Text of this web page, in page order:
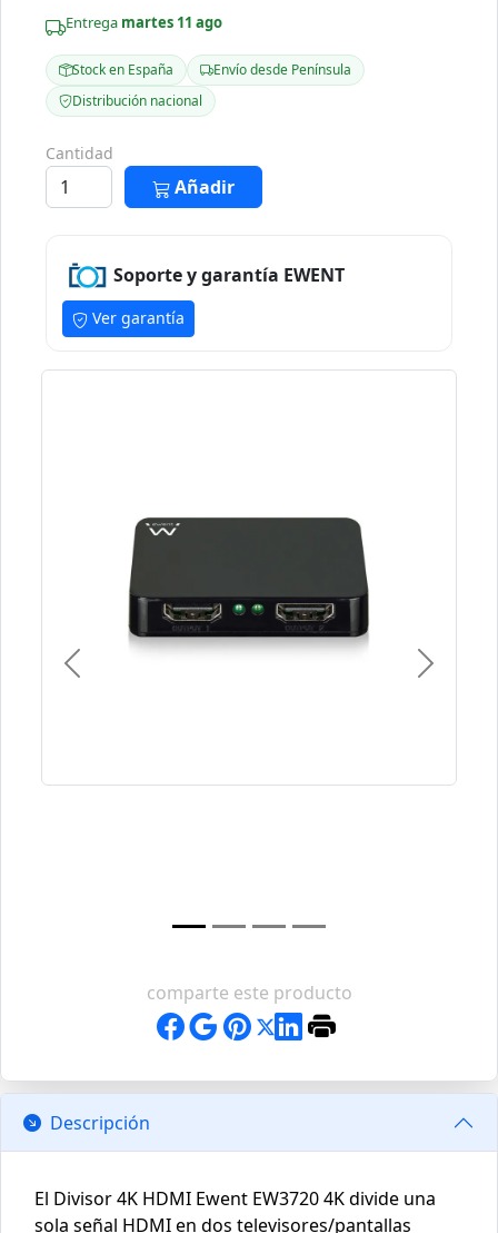
Entrega martes 11 ago
Stock en España
Envío desde Península
Distribución nacional
Cantidad
Añadir
Soporte y garantía EWENT
Ver garantía
Previous Next
comparte este producto
Descripción
El Divisor 4K HDMI Ewent EW3720 4K divide una
sola señal HDMI en dos televisores/pantallas